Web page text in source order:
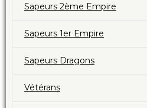
Sapeurs 2ème Empire
Sapeurs 1er Empire
Sapeurs Dragons
Vétérans